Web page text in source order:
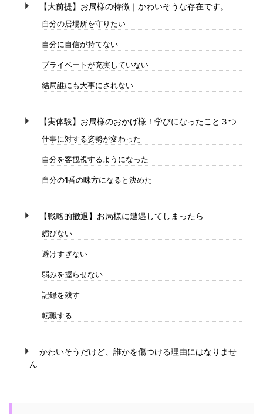
【大前提】お局様の特徴｜かわいそうな存在です。
自分の居場所を守りたい
自分に自信が持てない
プライベートが充実していない
結局誰にも大事にされない
【実体験】お局様のおかげ様！学びになったこと３つ
仕事に対する姿勢が変わった
自分を客観視するようになった
自分の1番の味方になると決めた
【戦略的撤退】お局様に遭遇してしまったら
媚びない
避けすぎない
弱みを握らせない
記録を残す
転職する
かわいそうだけど、誰かを傷つける理由にはなりませ
ん